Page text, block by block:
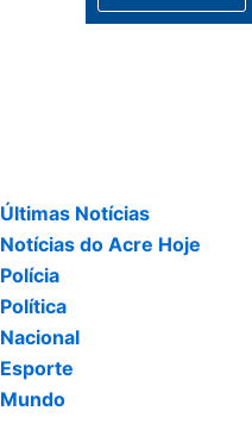
Últimas Notícias
Notícias do Acre Hoje
Polícia
Política
Nacional
Esporte
Mundo